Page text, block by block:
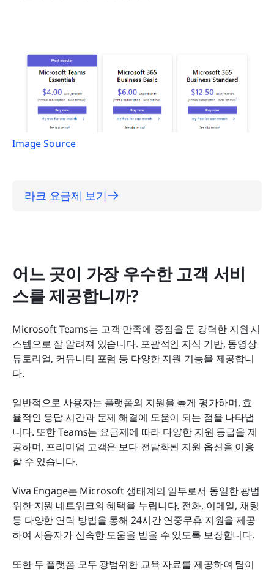
Image Source
라크 요금제 보기
어느 곳이 가장 우수한 고객 서비
스를 제공합니까?
Microsoft Teams는 고객 만족에 중점을 둔 강력한 지원 시
스템으로 잘 알려져 있습니다. 포괄적인 지식 기반, 동영상
튜토리얼, 커뮤니티 포럼 등 다양한 지원 기능을 제공합니
다.
일반적으로 사용자는 플랫폼의 지원을 높게 평가하며, 효
율적인 응답 시간과 문제 해결에 도움이 되는 점을 나타냅
니다. 또한 Teams는 요금제에 따라 다양한 지원 등급을 제
공하며, 프리미엄 고객은 보다 전담화된 지원 옵션을 이용
할 수 있습니다.
Viva Engage는 Microsoft 생태계의 일부로서 동일한 광범
위한 지원 네트워크의 혜택을 누립니다. 전화, 이메일, 채팅
등 다양한 연락 방법을 통해 24시간 연중무휴 지원을 제공
하여 사용자가 신속한 도움을 받을 수 있도록 보장합니다.
또한 두 플랫폼 모두 광범위한 교육 자료를 제공하여 팀이